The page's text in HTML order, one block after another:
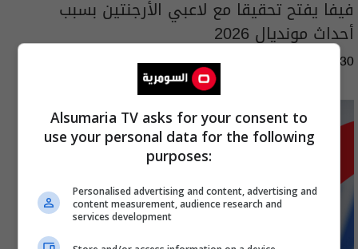
فيفا يفتح تحقيقا مع لاعبي الأرجنتين بسبب
أحداث مونديال 2026
01:45 | 2026-07-30
Alsumaria TV asks for your consent to
use your personal data for the following
purposes:
Personalised advertising and content, advertising and
content measurement, audience research and
services development